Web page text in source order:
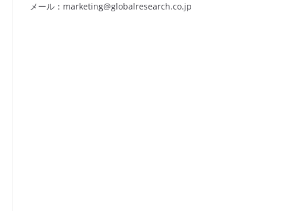
メール：marketing@globalresearch.co.jp